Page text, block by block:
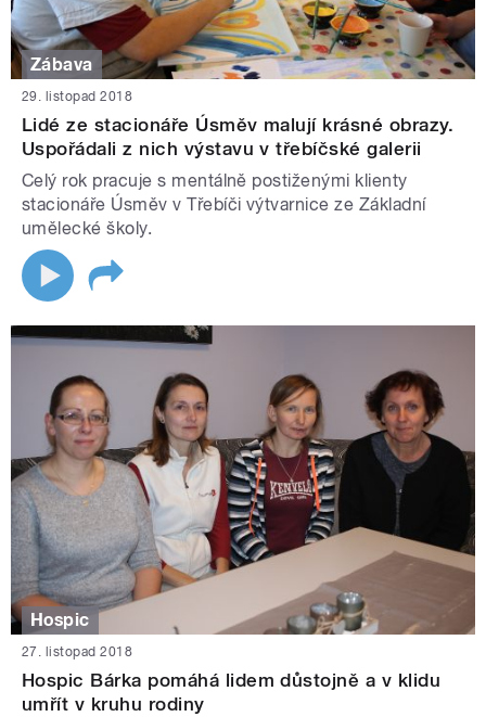
Zábava
29. listopad 2018
Lidé ze stacionáře Úsměv malují krásné obrazy.
Uspořádali z nich výstavu v třebíčské galerii
Celý rok pracuje s mentálně postiženými klienty
stacionáře Úsměv v Třebíči výtvarnice ze Základní
umělecké školy.
Hospic
27. listopad 2018
Hospic Bárka pomáhá lidem důstojně a v klidu
umřít v kruhu rodiny